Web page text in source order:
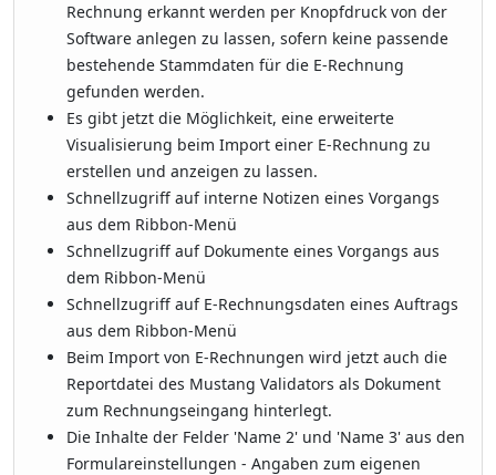
Rechnung erkannt werden per Knopfdruck von der
Software anlegen zu lassen, sofern keine passende
bestehende Stammdaten für die E-Rechnung
gefunden werden.
Es gibt jetzt die Möglichkeit, eine erweiterte
Visualisierung beim Import einer E-Rechnung zu
erstellen und anzeigen zu lassen.
Schnellzugriff auf interne Notizen eines Vorgangs
aus dem Ribbon-Menü
Schnellzugriff auf Dokumente eines Vorgangs aus
dem Ribbon-Menü
Schnellzugriff auf E-Rechnungsdaten eines Auftrags
aus dem Ribbon-Menü
Beim Import von E-Rechnungen wird jetzt auch die
Reportdatei des Mustang Validators als Dokument
zum Rechnungseingang hinterlegt.
Die Inhalte der Felder 'Name 2' und 'Name 3' aus den
Formulareinstellungen - Angaben zum eigenen